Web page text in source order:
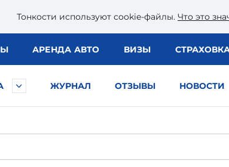
Тонкости используют сookie-файлы. Что это
АРЕНДА АВТО ВИЗЫ
ЖУРНАЛ ОТЗЫВЫ НОВОСТИ